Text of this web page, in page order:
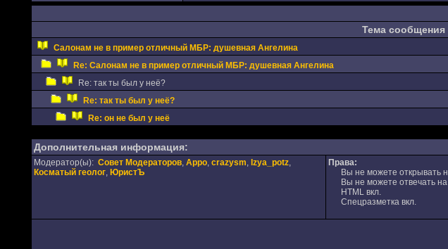
Тема сообщения
Салонам не в пример отличный МБР: душевная Ангелина
Re: Салонам не в пример отличный МБР: душевная Ангелина
Re: так ты был у неё?
Re: так ты был у неё?
Re: он не был у неё
Дополнительная информация:
Модератор(ы): Совет Модераторов, Appo, crazysm, Izya_potz,
Косматый геолог, ЮристЪ
Права:
Вы не можете открывать
Вы не можете отвечать на
HTML вкл.
Спецразметка вкл.